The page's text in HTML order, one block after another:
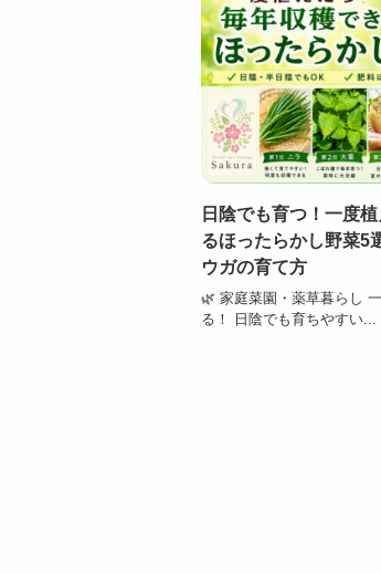
日陰でも育つ！一度
るほったらかし野菜5
ウガの育て方
🌿 家庭菜園・薬草暮らし
る！ 日陰でも育ちやすい...